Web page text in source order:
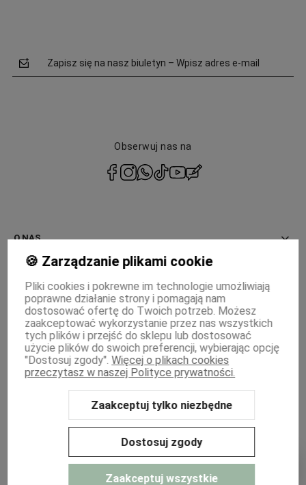
Zapisz się na nasz biuletyn – Wpisz adres e-mail
Obserwuj nas na
O NAS
INFORMACJE
PŁATNOŚCI I DOSTAWA
MOJE KONTO
WSPÓŁPRACA
Sklep internetowy Shoper Premium Szablon Shoper Modern 3.0™
🍪 Zarządzanie plikami cookie
Pliki cookies i pokrewne im technologie umożliwiają
poprawne działanie strony i pomagają nam
dostosować ofertę do Twoich potrzeb. Możesz
zaakceptować wykorzystanie przez nas wszystkich
tych plików i przejść do sklepu lub dostosować
użycie plików do swoich preferencji, wybierając opcję
"Dostosuj zgody". Więcej o plikach cookies
przeczytasz w naszej Polityce prywatności.
Zaakceptuj tylko niezbędne
Dostosuj zgody
Zaakceptuj wszystkie